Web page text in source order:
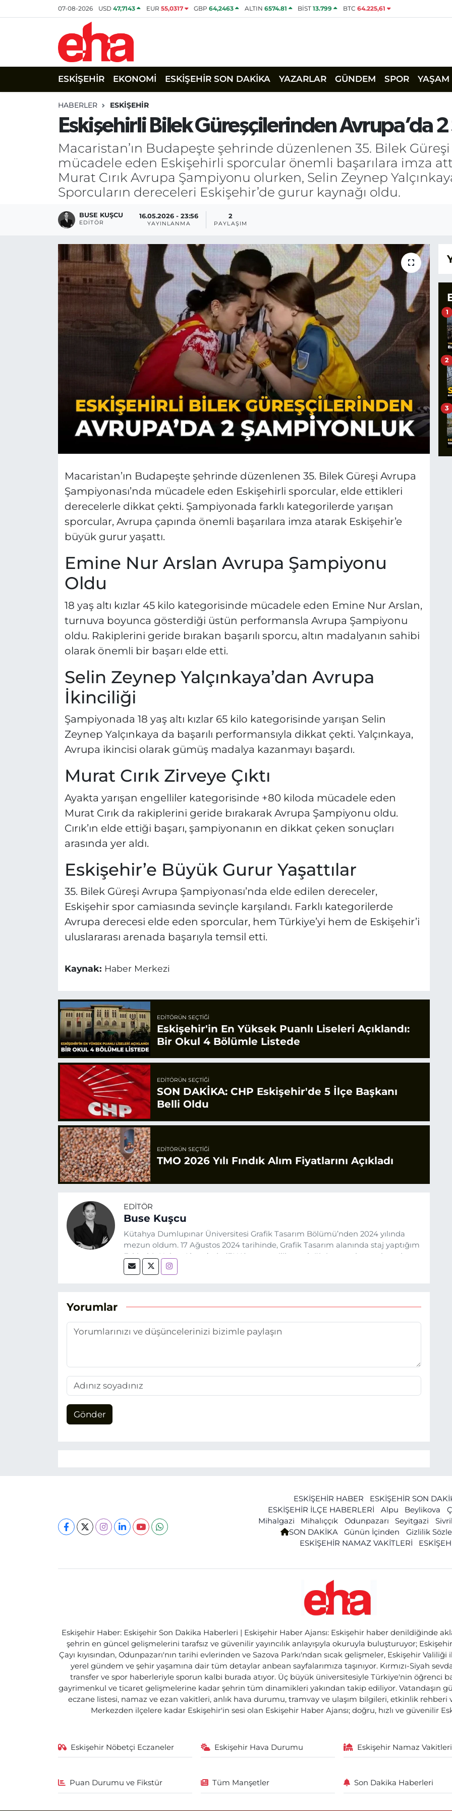
07-08-2026 USD47,7143 EUR 55,0317 GBP64,2463 ALTIN 6574.81 BİST13.799 BTC 64.225,61
ESKİŞEHİR EKONOMİ ESKİŞEHİR SON DAKİKA YAZARLAR GÜNDEM SPOR YAŞAM
HABERLER ESKİŞEHİR
Eskişehirli Bilek Güreşçilerinden Avrupa’da
Macaristan’ın Budapeşte şehrinde düzenlenen 35. Bilek Güreşi
mücadele eden Eskişehirli sporcular önemli başarılara imza
Murat Cırık Avrupa Şampiyonu olurken, Selin Zeynep
Sporcuların dereceleri Eskişehir’de gurur kaynağı oldu.
BUSE KUŞCU
EDITÖR
16.05.2026 - 23:56
YAYINLANMA
2
PAYLAŞIM
Macaristan’ın Budapeşte şehrinde düzenlenen 35. Bilek Güreşi Avrupa
Şampiyonası’nda mücadele eden Eskişehirli sporcular, elde ettikleri
derecelerle dikkat çekti. Şampiyonada farklı kategorilerde yarışan
sporcular, Avrupa çapında önemli başarılara imza atarak Eskişehir’e
büyük gurur yaşattı.
Emine Nur Arslan Avrupa Şampiyonu
Oldu
18 yaş altı kızlar 45 kilo kategorisinde mücadele eden Emine Nur Arslan,
turnuva boyunca gösterdiği üstün performansla Avrupa Şampiyonu
oldu. Rakiplerini geride bırakan başarılı sporcu, altın madalyanın sahibi
olarak önemli bir başarı elde etti.
Selin Zeynep Yalçınkaya’dan Avrupa
İkinciliği
Şampiyonada 18 yaş altı kızlar 65 kilo kategorisinde yarışan Selin
Zeynep Yalçınkaya da başarılı performansıyla dikkat çekti. Yalçınkaya,
Avrupa ikincisi olarak gümüş madalya kazanmayı başardı.
Murat Cırık Zirveye Çıktı
Ayakta yarışan engelliler kategorisinde +80 kiloda mücadele eden
Murat Cırık da rakiplerini geride bırakarak Avrupa Şampiyonu oldu.
Cırık’ın elde ettiği başarı, şampiyonanın en dikkat çeken sonuçları
arasında yer aldı.
Eskişehir’e Büyük Gurur Yaşattılar
35. Bilek Güreşi Avrupa Şampiyonası’nda elde edilen dereceler,
Eskişehir spor camiasında sevinçle karşılandı. Farklı kategorilerde
Avrupa derecesi elde eden sporcular, hem Türkiye’yi hem de Eskişehir’i
uluslararası arenada başarıyla temsil etti.
Kaynak: Haber Merkezi
EDITÖRÜN SEÇTIĞI
Eskişehir'in En Yüksek Puanlı Liseleri Açıklandı:
Bir Okul 4 Bölümle Listede
EDITÖRÜN SEÇTIĞI
SON DAKİKA: CHP Eskişehir'de 5 İlçe Başkanı
Belli Oldu
EDITÖRÜN SEÇTIĞI
TMO 2026 Yılı Fındık Alım Fiyatlarını Açıkladı
EDITÖR
Buse Kuşcu
Kütahya Dumlupınar Üniversitesi Grafik Tasarım Bölümü’nden 2024 yılında
mezun oldum. 17 Ağustos 2024 tarihinde, Grafik Tasarım alanında staj yaptığım
Eskişehir Haber Ajansı’nda (EHA) gazetecilik mesleğinin temel unsurlarından
biri olan merak duygusunun etkisiyle basın sektörüne adım attım.
Yorumlar
Gönder
1
2
3
ESKİŞEHİR HABER ESKİŞEHİR SON
ESKİŞEHİR İLÇE HABERLERİ
Alpu Beylikova
Mihalgazi
Mihalıççık Odunpazarı Seyitgazi
SON DAKİKA
Günün İçinden Gizlilik
ESKİŞEHİR NAMAZ VAKİTLERİ
Eskişehir Haber: Eskişehir Son Dakika Haberleri | Eskişehir Haber Ajansı: Eskişehir haber denildiğinde
şehrin en güncel gelişmelerini tarafsız ve güvenilir yayıncılık anlayışıyla okuruyla buluşturuyor;
Çayı kıyısından, Odunpazarı'nın tarihi evlerinden ve Sazova Parkı'ndan sıcak gelişmeler, Eskişehir
yerel gündem ve şehir yaşamına dair tüm detaylar anbean sayfalarımıza taşınıyor. Kırmızı-Siyah
transfer ve spor haberleriyle sporun kalbi burada atıyor. Üç büyük üniversitesiyle Türkiye'nin öğrenci
gayrimenkul ve ticaret gelişmelerine kadar şehrin tüm dinamikleri yakından takip ediliyor. Vatandaşın
eczane listesi, namaz ve ezan vakitleri, anlık hava durumu, tramvay ve ulaşım bilgileri, etkinlik
Merkezden ilçelere kadar Eskişehir'in sesi olan Eskişehir Haber Ajansı; doğru, hızlı ve güvenilir
Eskişehir Nöbetçi Eczaneler Eskişehir Hava Durumu Eskişehir Namaz Vakitleri
Puan Durumu ve Fikstür Tüm Manşetler Son Dakika Haberleri